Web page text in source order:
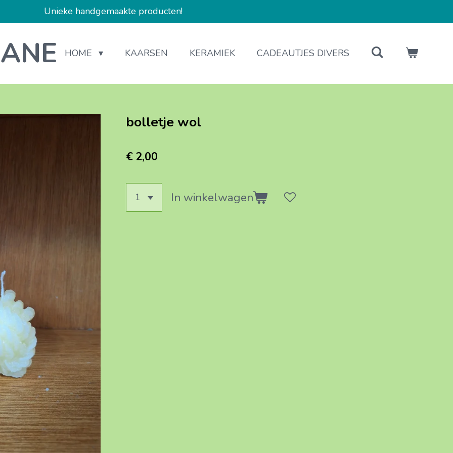
Unieke handgemaakte producten!
HOME KAARSEN KERAMIEK CADEAUTJES DIVERS
bolletje wol
€ 2,00
In winkelwagen